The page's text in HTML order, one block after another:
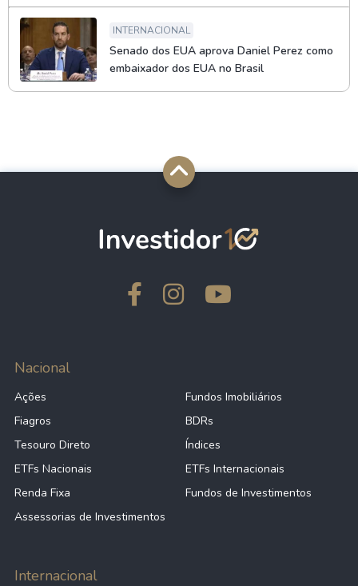
INTERNACIONAL
Senado dos EUA aprova Daniel Perez como
embaixador dos EUA no Brasil
Nacional
Ações
Fundos Imobiliários
Fiagros
BDRs
Tesouro Direto
Índices
ETFs Nacionais
ETFs Internacionais
Renda Fixa
Fundos de Investimentos
Assessorias de Investimentos
Internacional